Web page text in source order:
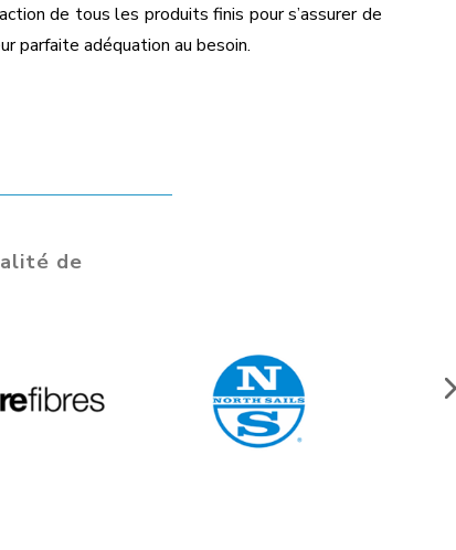
de tous les produits finis pour s’assurer de
parfaite adéquation au besoin.
de